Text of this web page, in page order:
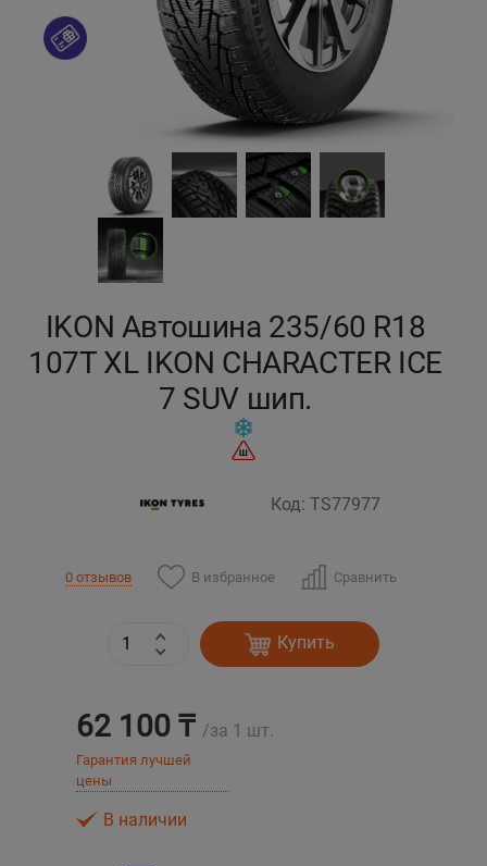
IKON Автошина 235/60 R18
107T XL IKON CHARACTER ICE
7 SUV шип.
Код: TS77977
0 отзывов В избранное Сравнить
Купить
62 100 ₸ /за 1 шт.
Гарантия лучшей
цены
В наличии
Кокшетау
Петропавловск
Семей
Талдыкорган
Усть-Каменогорск
Бишкек